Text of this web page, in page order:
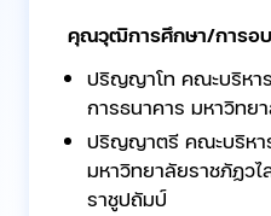
คุณวุฒิการศึกษา/การอ
ปริญญาโท คณะบริหาร
การธนาคาร มหาวิทย
ปริญญาตรี คณะบริหา
มหาวิทยาลัยราชภัฏว
ราชูปถัมป์